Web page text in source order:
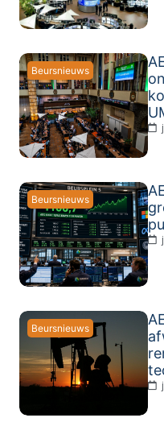
Beursnieuws
Beursnieuws
Beursnieuws